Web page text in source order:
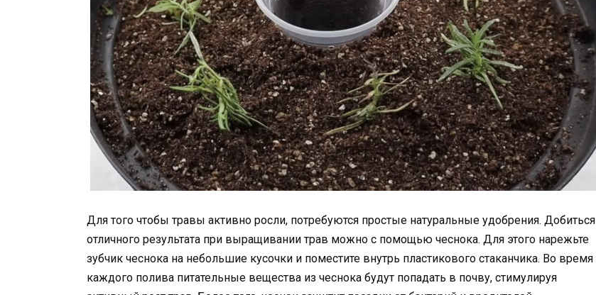
Для того чтобы травы активно росли, потребуются простые натуральные удобрения. Добиться
отличного результата при выращивании трав можно с помощью чеснока. Для этого нарежьте
зубчик чеснока на небольшие кусочки и поместите внутрь пластикового стаканчика. Во время
каждого полива питательные вещества из чеснока будут попадать в почву, стимулируя